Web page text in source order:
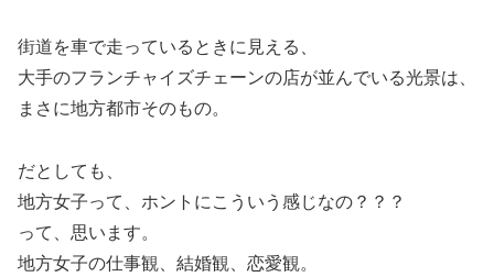
街道を車で走っているときに見える、
大手のフランチャイズチェーンの店が並んでいる光景は、
まさに地方都市そのもの。
だとしても、
地方女子って、ホントにこういう感じなの？？？
って、思います。
地方女子の仕事観、結婚観、恋愛観。